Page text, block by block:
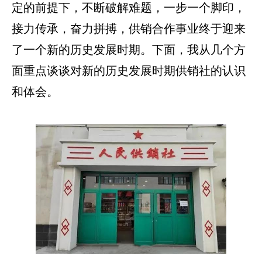
定的前提下，不断破解难题，一步一个脚印，
接力传承，奋力拼搏，供销合作事业终于迎来
了一个新的历史发展时期。下面，我从几个方
面重点谈谈对新的历史发展时期供销社的认识
和体会。